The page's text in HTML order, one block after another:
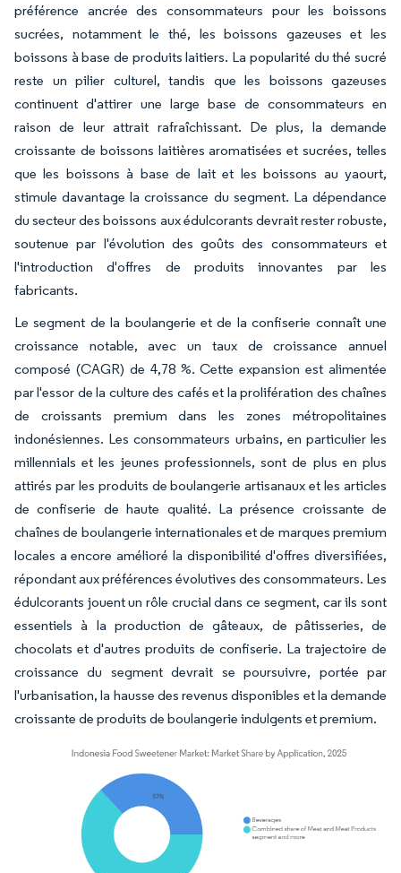
préférence ancrée des consommateurs pour les boissons
sucrées, notamment le thé, les boissons gazeuses et les
boissons à base de produits laitiers. La popularité du thé sucré
reste un pilier culturel, tandis que les boissons gazeuses
continuent d'attirer une large base de consommateurs en
raison de leur attrait rafraîchissant. De plus, la demande
croissante de boissons laitières aromatisées et sucrées, telles
que les boissons à base de lait et les boissons au yaourt,
stimule davantage la croissance du segment. La dépendance
du secteur des boissons aux édulcorants devrait rester robuste,
soutenue par l'évolution des goûts des consommateurs et
l'introduction d'offres de produits innovantes par les
fabricants.
Le segment de la boulangerie et de la confiserie connaît une
croissance notable, avec un taux de croissance annuel
composé (CAGR) de 4,78 %. Cette expansion est alimentée
par l'essor de la culture des cafés et la prolifération des chaînes
de croissants premium dans les zones métropolitaines
indonésiennes. Les consommateurs urbains, en particulier les
millennials et les jeunes professionnels, sont de plus en plus
attirés par les produits de boulangerie artisanaux et les articles
de confiserie de haute qualité. La présence croissante de
chaînes de boulangerie internationales et de marques premium
locales a encore amélioré la disponibilité d'offres diversifiées,
répondant aux préférences évolutives des consommateurs. Les
édulcorants jouent un rôle crucial dans ce segment, car ils sont
essentiels à la production de gâteaux, de pâtisseries, de
chocolats et d'autres produits de confiserie. La trajectoire de
croissance du segment devrait se poursuivre, portée par
l'urbanisation, la hausse des revenus disponibles et la demande
croissante de produits de boulangerie indulgents et premium.